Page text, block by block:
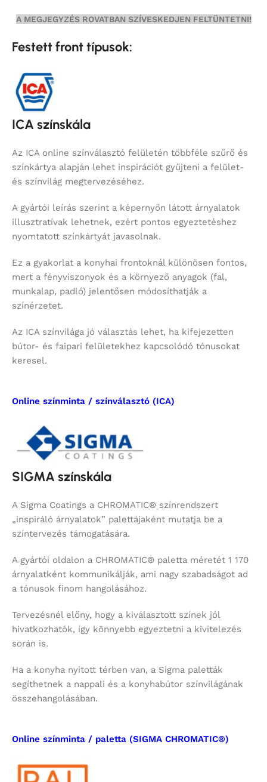
A MEGJEGYZÉS ROVATBAN SZÍVESKEDJEN FELTÜNTETNI!
Festett front típusok:
ICA színskála
Az ICA online színválasztó felületén többféle szűrő és
színkártya alapján lehet inspirációt gyűjteni a felület-
és színvilág megtervezéséhez.
A gyártói leírás szerint a képernyőn látott árnyalatok
illusztratívak lehetnek, ezért pontos egyeztetéshez
nyomtatott színkártyát javasolnak.
Ez a gyakorlat a konyhai frontoknál különösen fontos,
mert a fényviszonyok és a környező anyagok (fal,
munkalap, padló) jelentősen módosíthatják a
színérzetet.
Az ICA színvilága jó választás lehet, ha kifejezetten
bútor- és faipari felületekhez kapcsolódó tónusokat
keresel.
Online színminta / színválasztó (ICA)
SIGMA színskála
A Sigma Coatings a CHROMATIC® színrendszert
„inspiráló árnyalatok” palettájaként mutatja be a
színtervezés támogatására.
A gyártói oldalon a CHROMATIC® paletta méretét 1 170
árnyalatként kommunikálják, ami nagy szabadságot ad
a tónusok finom hangolásához.
Tervezésnél előny, hogy a kiválasztott színek jól
hivatkozhatók, így könnyebb egyeztetni a kivitelezés
során is.
Ha a konyha nyitott térben van, a Sigma paletták
segíthetnek a nappali és a konyhabútor színvilágának
összehangolásában.
Online színminta / paletta (SIGMA CHROMATIC®)